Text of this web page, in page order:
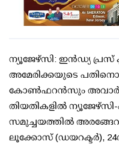
ന്യൂജേഴ്സി: ഇൻഡ്യ
അമേരിക്കയുടെ
കോണ്‍ഫറന്‍സും അവാർഡ്
തിയതികളില്‍
സമുച്ചയത്തിൽ
ലൂക്കോസ് (ഡയറക്ടർ),